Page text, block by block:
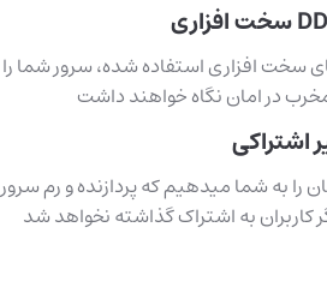
سخت افزاری استفاده شده، سرور شما را
در امان نگاه خواهند داشت
اشتراکی
را به شما میدهیم که پردازنده و رم سرور
کاربران به اشتراک گذاشته نخواهد شد